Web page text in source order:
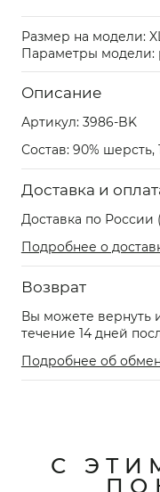
Размер на модели: XL
Параметры модели:
Описание
Артикул: 3986-BK
Состав: 90% шерсть,
Доставка и
Доставка по России
Подробнее о
Возврат
Вы можете вернуть
течение 14 дней
Подробнее об
С